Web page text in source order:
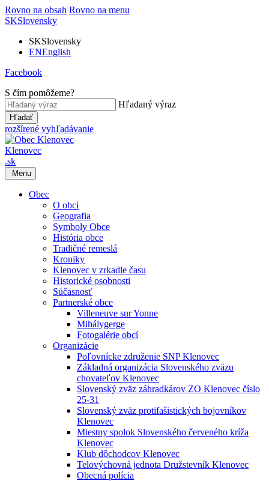
Rovno na obsah Rovno na menu
SKSlovensky
SKSlovensky
ENEnglish
Facebook
S čím pomôžeme?
Hľadaný výraz
Hľadať
rozšírené vyhľadávanie
Klenovec
.sk
Menu
Obec
O obci
Geografia
Symboly Obce
História obce
Tradičné remeslá
Kroniky
Klenovec v zrkadle času
Historické osobnosti
Súčasnosť
Partnerské obce
Villeneuve sur Yonne
Mihálygerge
Fotogalérie obcí
Organizácie
Poľovnícke združenie SNP Klenovec
Základná organizácia Slovenského zväzu
chovateľov Klenovec
Slovenský zväz záhradkárov ZO Klenovec číslo
25-31
Slovenský zväz protifašistických bojovníkov
Klenovec
Miestny spolok Slovenského červeného kríža
Klenovec
Klub dôchodcov Klenovec
Telovýchovná jednota Družstevník Klenovec
Obecná polícia